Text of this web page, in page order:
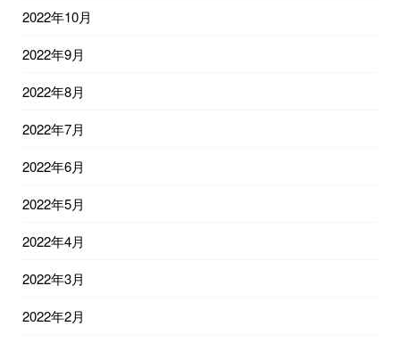
2022年10月
2022年9月
2022年8月
2022年7月
2022年6月
2022年5月
2022年4月
2022年3月
2022年2月